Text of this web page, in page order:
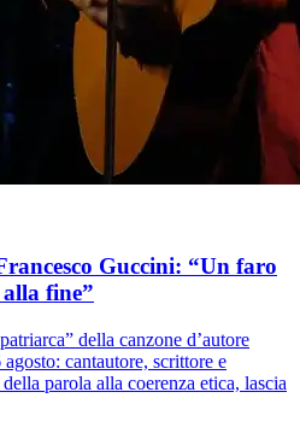
Guccini: “Un faro
fine”
della canzone d’autore
cantautore, scrittore e
parola alla coerenza etica, lascia